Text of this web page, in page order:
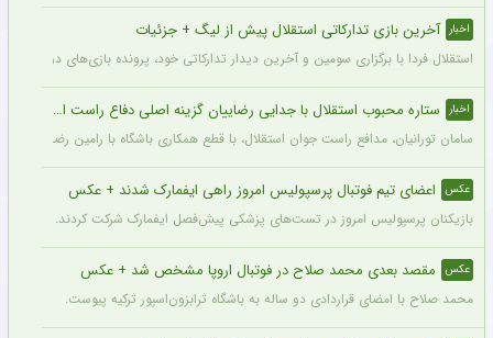
اخبار آخرین بازی تدارکاتی استقلال پیش از لیگ + جزئیات
استقلال فردا با برگزاری سومین و آخرین دیدار تدارکاتی خود، پرونده بازی‌های
اخبار ستاره محبوب استقلال با جدایی رضاییان گزینه اصلی دفاع راست این تیم
سامان تورانیان، مدافع راست جوان استقلال، با قطع همکاری باشگاه با رامین رضاییان،
عکس اعضای تیم فوتبال پرسپولیس امروز راهی ایفمارک شدند + عکس
بازیکنان پرسپولیس امروز در تست‌های پزشکی پیش‌فصل ایفمارک شرکت کردند. این
عکس مقصد بعدی محمد صلاح در فوتبال اروپا مشخص شد + عکس
محمد صلاح با امضای قراردادی دو ساله به باشگاه ترابزون‌اسپور ترکیه پیوست.